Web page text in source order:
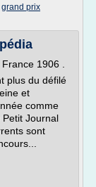
grand prix
1906 .
plus du défilé
et
comme
Journal
sont